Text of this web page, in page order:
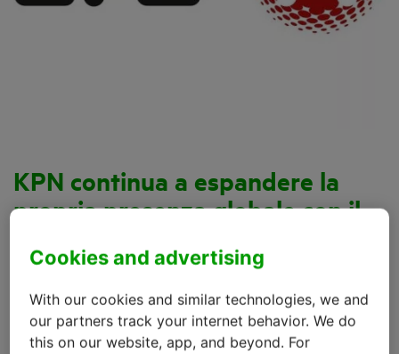
KPN continua a espandere la
propria presenza globale con il
l’Olanda. Il roaming LTE-M è stato introdotto a
livello commerciale nel 2019 da AT&T, Orange,
Cookies and advertising
With our cookies and similar technologies, we and
our partners track your internet behavior. We do
this on our website, app, and beyond. For